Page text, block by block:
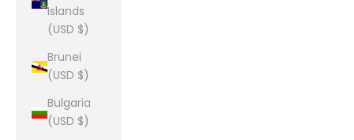
Islands
(USD $)
Brunei
(USD $)
Bulgaria
(USD $)